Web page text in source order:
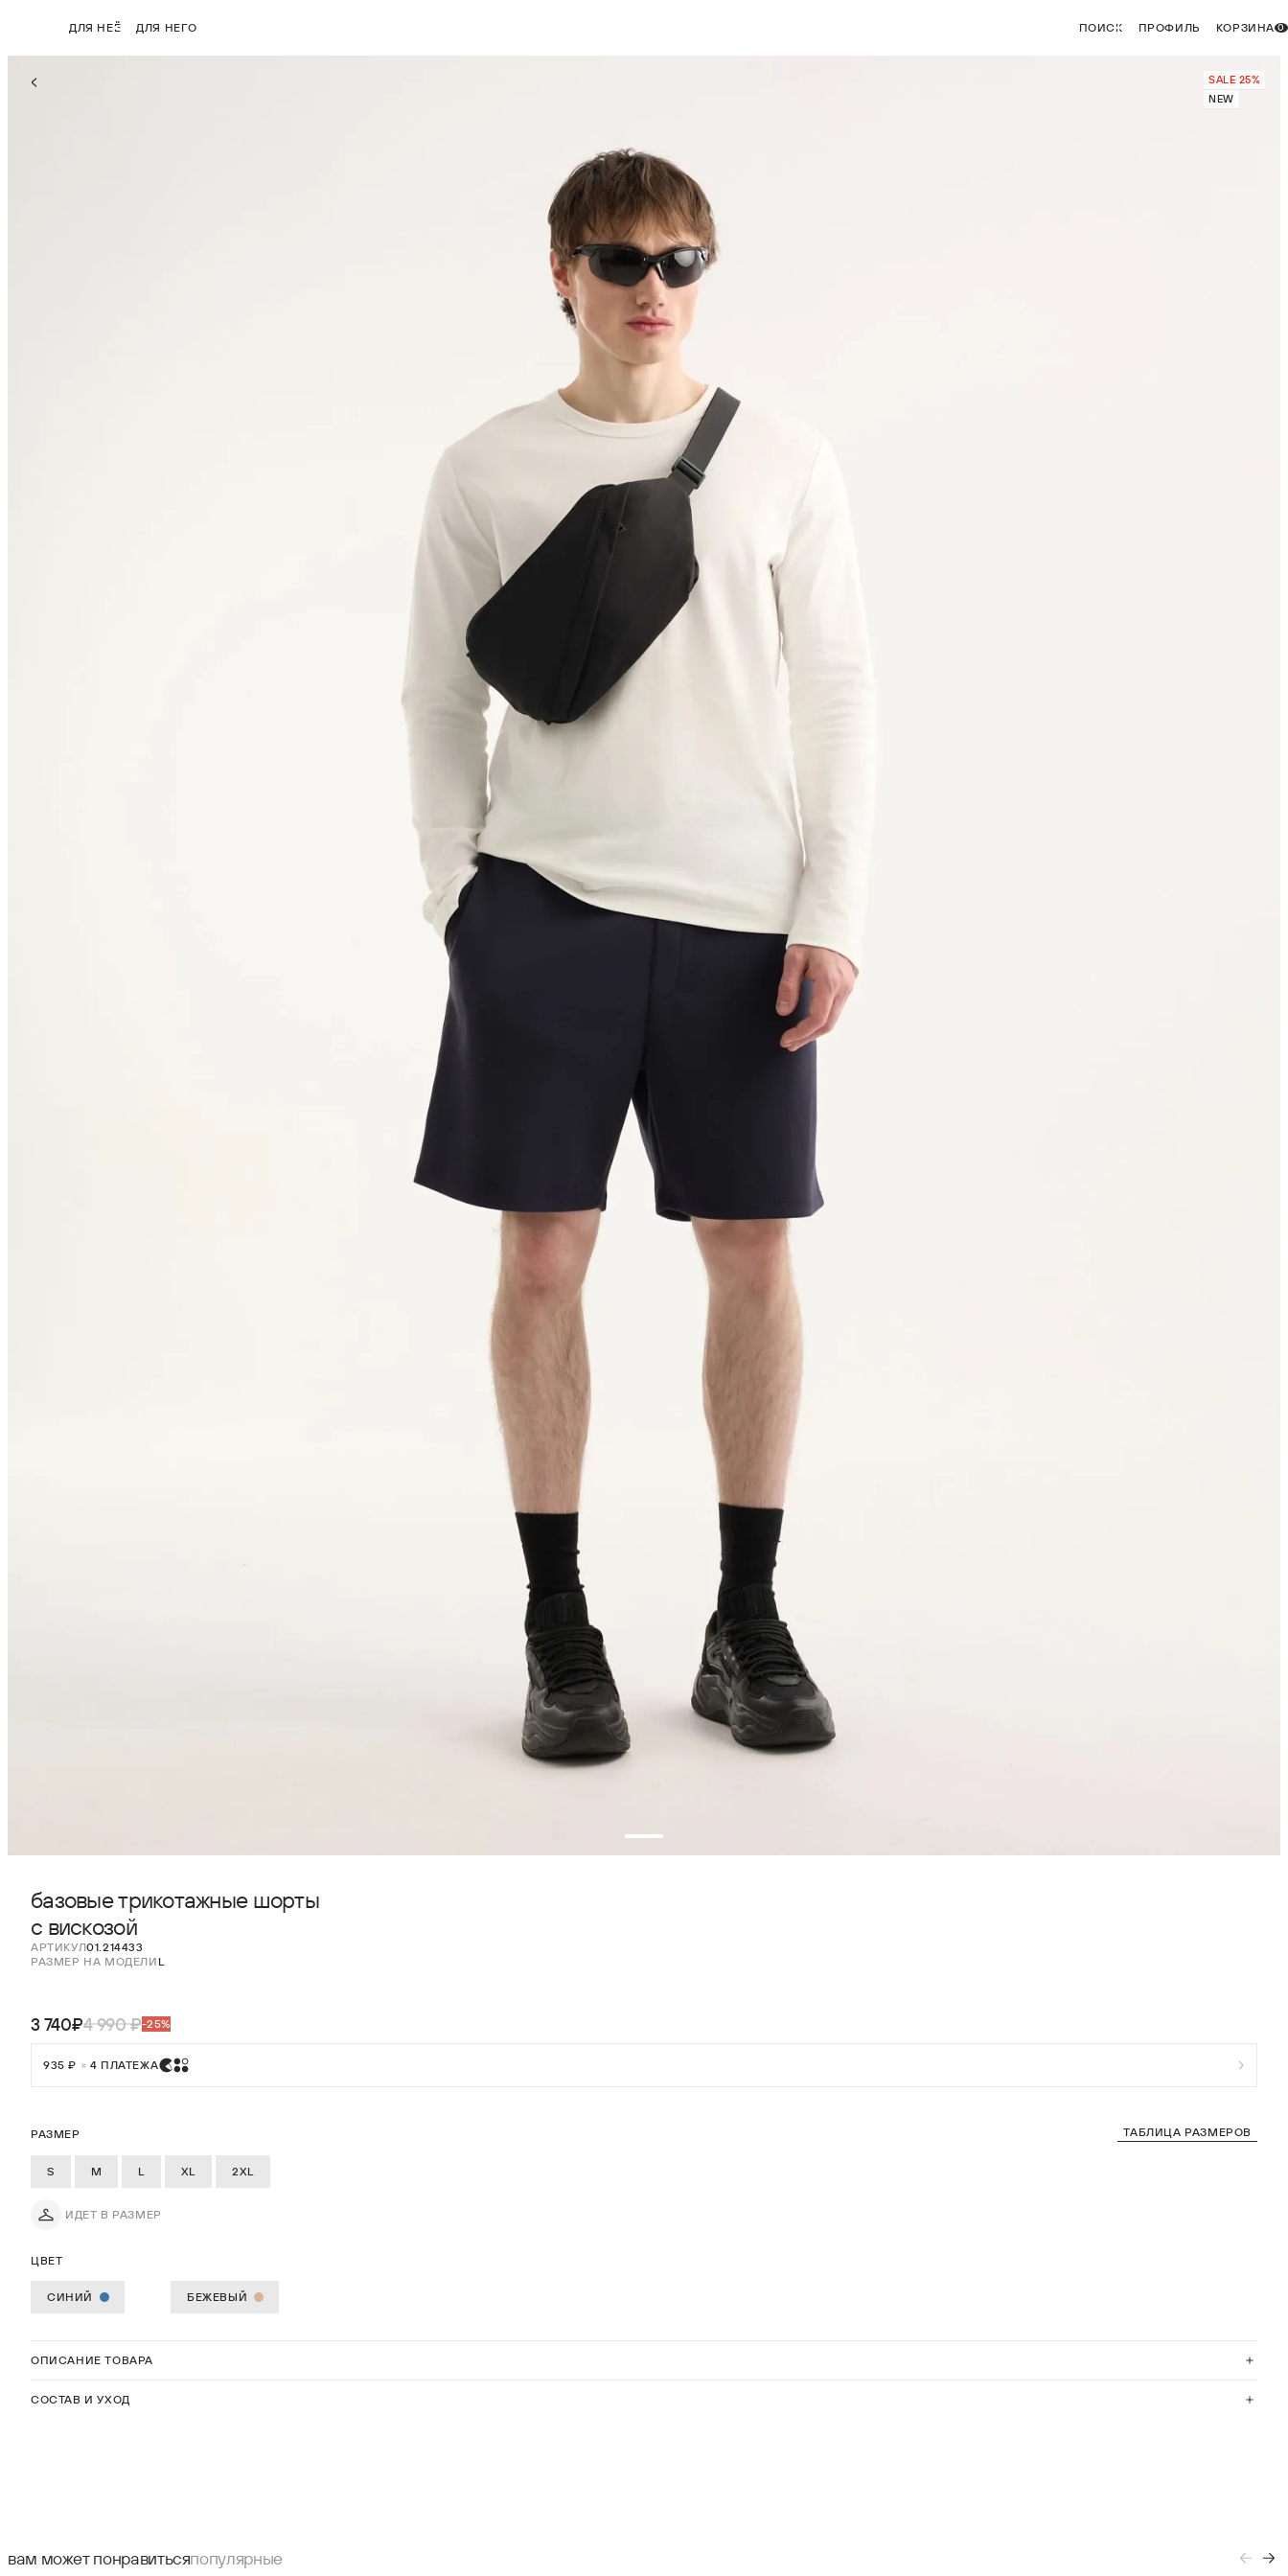
ДЛЯ НЕЁ ДЛЯ НЕГО ПОИСК ПРОФИЛЬ КОРЗИНА 0
SALE 25%
NEW
базовые трикотажные шорты
с вискозой
АРТИКУЛ01.214433
РАЗМЕР НА МОДЕЛИ L
ОПИСАНИЕ ТОВАРА
СОСТАВ И УХОД
РАЗМЕР ТАБЛИЦА РАЗМЕРОВ
S M L XL 2XL
ИДЕТ В РАЗМЕР
ЦВЕТ
СИНИЙ БЕЖЕВЫЙ
3 740₽4 990 ₽-25%
935 ₽ × 4 ПЛАТЕЖА
вам может понравитьсяпопулярные